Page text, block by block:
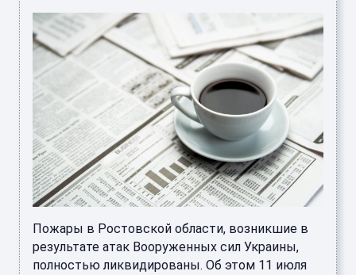
Пожары в Ростовской области, возникшие в
результате атак Вооруженных сил Украины,
полностью ликвидированы. Об этом 11 июля